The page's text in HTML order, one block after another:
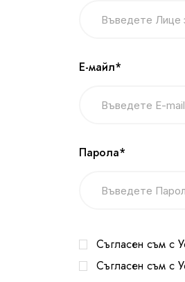
Е-майл*
Парола*
Съгласен съм с
Съгласен съм с